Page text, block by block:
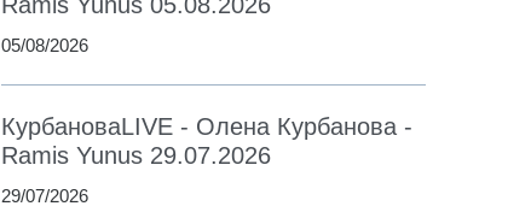
05/08/2026
КурбановаLIVE - Олена Курбанова -
Ramis Yunus 29.07.2026
29/07/2026